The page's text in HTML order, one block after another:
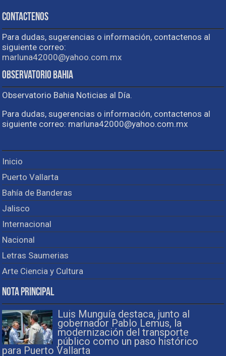
Contactenos
Para dudas, sugerencias o información, contactenos al
siguiente correo:
marluna42000@yahoo.com.mx
Observatorio Bahia
Observatorio Bahia Noticias al Día.
Para dudas, sugerencias o información, contactenos al
siguiente correo: marluna42000@yahoo.com.mx
Inicio
Puerto Vallarta
Bahía de Banderas
Jalisco
Internacional
Nacional
Letras Saumerias
Arte Ciencia y Cultura
Nota Principal
Luis Munguía destaca, junto al
gobernador Pablo Lemus, la
modernización del transporte
público como un paso histórico
para Puerto Vallarta